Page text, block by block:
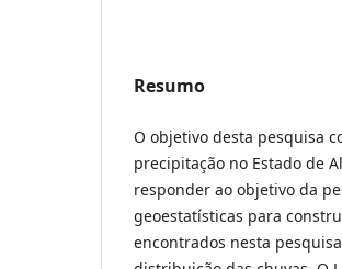
Resumo
O objetivo desta pesquisa
precipitação no Estado de
responder ao objetivo da
geoestatísticas para
encontrados nesta